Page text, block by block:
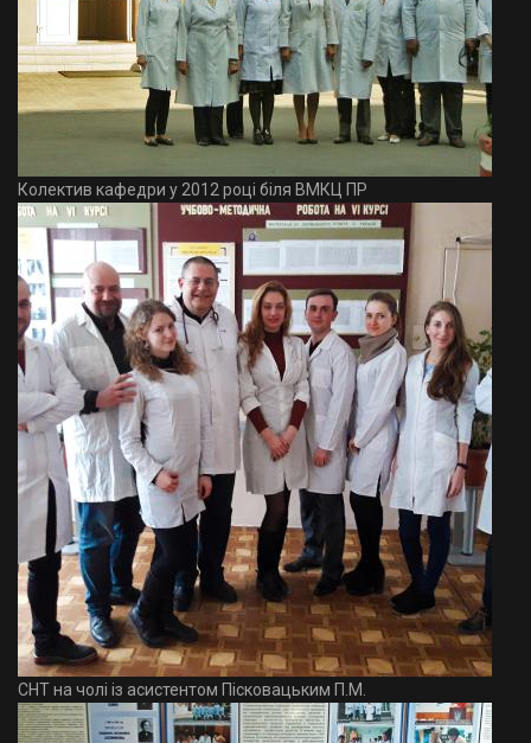
Колектив кафедри у 2012 році біля ВМКЦ ПР
СНТ на чолі із асистентом Пісковацьким П.М.